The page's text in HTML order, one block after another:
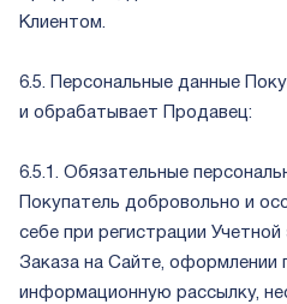
Клиентом.
6.5. Персональные данные
и обрабатывает Продавец:
6.5.1. Обязательные
Покупатель добровольно и
себе при регистрации
Заказа на Сайте, оформлении
информационную рассылку,